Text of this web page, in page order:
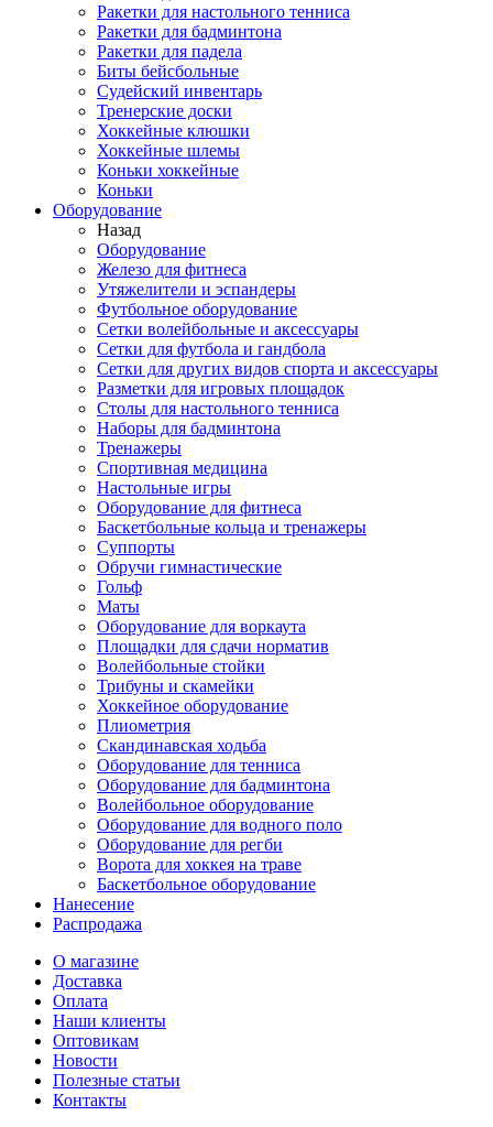
Ракетки для настольного тенниса
Ракетки для бадминтона
Ракетки для падела
Биты бейсбольные
Судейский инвентарь
Тренерские доски
Хоккейные клюшки
Хоккейные шлемы
Коньки хоккейные
Коньки
Оборудование
Назад
Оборудование
Железо для фитнеса
Утяжелители и эспандеры
Футбольное оборудование
Сетки волейбольные и аксессуары
Сетки для футбола и гандбола
Сетки для других видов спорта и аксессуары
Разметки для игровых площадок
Столы для настольного тенниса
Наборы для бадминтона
Тренажеры
Спортивная медицина
Настольные игры
Оборудование для фитнеса
Баскетбольные кольца и тренажеры
Суппорты
Обручи гимнастические
Гольф
Маты
Оборудование для воркаута
Площадки для сдачи норматив
Волейбольные стойки
Трибуны и скамейки
Хоккейное оборудование
Плиометрия
Скандинавская ходьба
Оборудование для тенниса
Оборудование для бадминтона
Волейбольное оборудование
Оборудование для водного поло
Оборудование для регби
Ворота для хоккея на траве
Баскетбольное оборудование
Нанесение
Распродажа
О магазине
Доставка
Оплата
Наши клиенты
Оптовикам
Новости
Полезные статьи
Контакты